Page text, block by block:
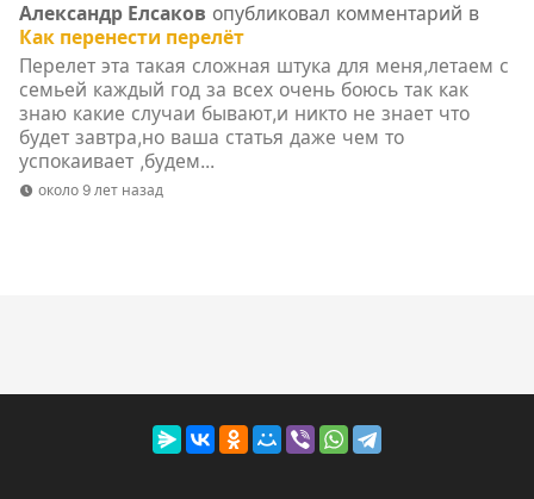
Александр Елсаков опубликовал комментарий в
Как перенести перелёт
Перелет эта такая сложная штука для меня,летаем с
семьей каждый год за всех очень боюсь так как
знаю какие случаи бывают,и никто не знает что
будет завтра,но ваша статья даже чем то
успокаивает ,будем...
около 9 лет назад